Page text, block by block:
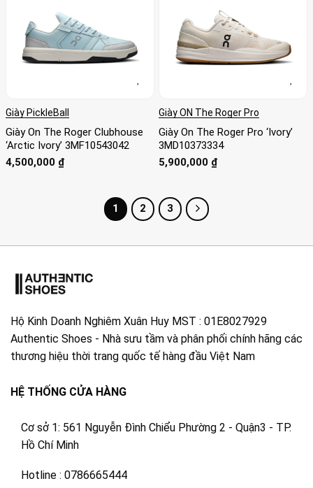
Giày PickleBall
Giày On The Roger Clubhouse
‘Arctic Ivory’ 3MF10543042
4,500,000 ₫
Giày ON The Roger Pro
Giày On The Roger Pro ‘Ivory’
3MD10373334
5,900,000 ₫
1 2 3
Hộ Kinh Doanh Nghiêm Xuân Huy MST : 01E8027929
Authentic Shoes - Nhà sưu tầm và phân phối chính hãng các
thương hiệu thời trang quốc tế hàng đầu Việt Nam
HỆ THỐNG CỬA HÀNG
Cơ sở 1: 561 Nguyễn Đình Chiểu Phường 2 - Quận3 - TP.
Hồ Chí Minh
Hotline : 0786665444